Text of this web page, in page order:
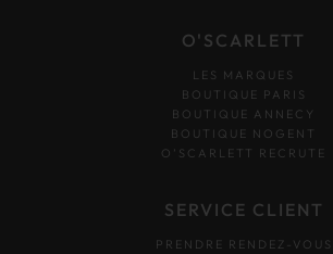
O'SCARLETT
LES MARQUES
BOUTIQUE PARIS
BOUTIQUE ANNECY
BOUTIQUE NOGENT
O’SCARLETT RECRUTE
SERVICE CLIENT
PRENDRE RENDEZ-VOUS